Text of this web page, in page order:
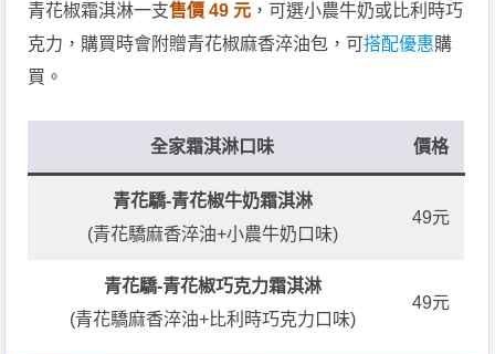
青花椒霜淇淋一支售價 49 元 ，可選小農牛奶或比利時巧
克力，購買時會附贈青花椒麻香淬油包，可搭配優惠購
買。
全家霜淇淋口味 價格
青花驕-青花椒牛奶霜淇淋
(青花驕麻香淬油+小農牛奶口味)
49元
青花驕-青花椒巧克力霜淇淋
(青花驕麻香淬油+比利時巧克力口味)
49元